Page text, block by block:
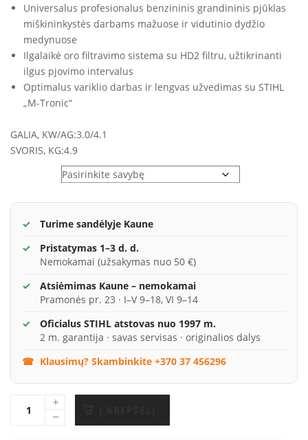
Universalus profesionalus benzininis grandininis pjūklas
miškininkystės darbams mažuose ir vidutinio dydžio
medynuose
Ilgalaikė oro filtravimo sistema su HD2 filtru, užtikrinanti
ilgus pjovimo intervalus
Optimalus variklio darbas ir lengvas užvedimas su STIHL
„M-Tronic“
GALIA, KW/AG:3.0/4.1
SVORIS, KG:4.9
Turime sandėlyje Kaune
Pristatymas 1–3 d. d.
Nemokamai (užsakymas nuo 50 €)
Atsiėmimas Kaune – nemokamai
Pramonės pr. 23 · I–V 9–18, VI 9–14
Oficialus STIHL atstovas nuo 1997 m.
2 m. garantija · savas servisas · originalios dalys
Klausimų? Skambinkite +370 37 456296